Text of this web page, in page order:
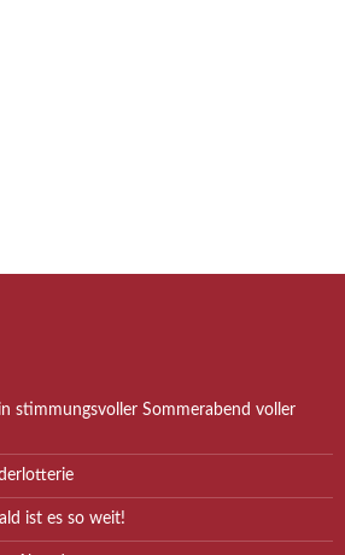
stimmungsvoller Sommerabend voller
ist es so weit!